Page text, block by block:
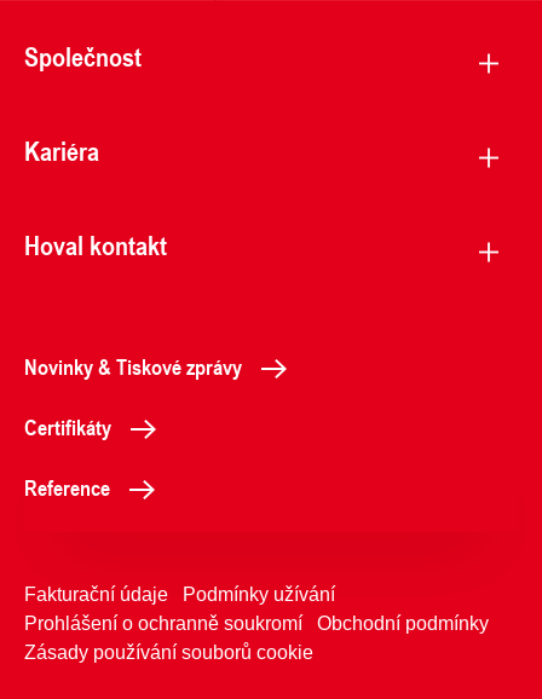
Společnost
Kariéra
Hoval kontakt
Novinky & Tiskové zprávy
Certifikáty
Reference
Fakturační údaje
Podmínky užívání
Prohlášení o ochranně soukromí
Obchodní podmínky
Zásady používání souborů cookie